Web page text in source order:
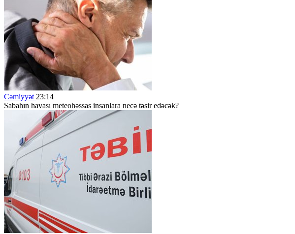
Cəmiyyət 23:14
Sabahın havası meteohəssas insanlara necə təsir edəcək?